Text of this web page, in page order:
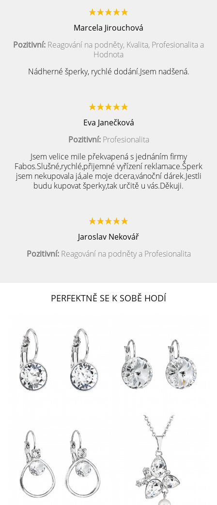
Marcela Jirouchová
Pozitivní: Reagování na podněty, Kvalita, Profesionalita a
Hodnota
Nádherné šperky, rychlé dodání.Jsem nadšená.
Eva Janečková
Pozitivní:Profesionalita
Jsem velice mile překvapená s jednáním firmy
Fabos.Slušné,rychlé,přijemné vyřízení reklamace.Šperk
jsem nekupovala já,ale moje dcera,vánoční dárek.Jestli
budu kupovat šperky,tak určitě u vás.Děkuji.
Jaroslav Nekovář
Pozitivní:Reagování na podněty a Profesionalita
PERFEKTNĚ SE K SOBĚ HODÍ